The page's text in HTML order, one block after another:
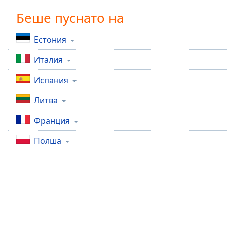
Chapters
Descriptions
descriptions
off,
selected
Subtitles
subtitles
settings,
opens
Беше пуснато на
Естония
Италия
Испания
Литва
Франция
Полша